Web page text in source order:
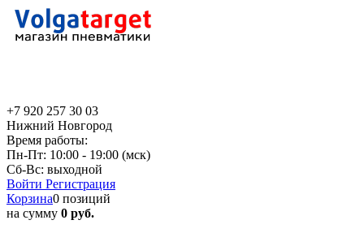
+7 920 257 30 03
Нижний Новгород
Время работы:
Пн-Пт: 10:00 - 19:00 (мск)
Сб-Вс: выходной
Войти Регистрация
Корзина0 позиций
на сумму 0 руб.